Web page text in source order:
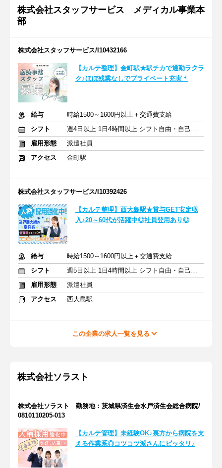
株式会社スタッフサービス メディカル事業本
部
株式会社スタッフサービス/I10432166
【カルテ整理】金町駅★駅チカで通勤ラクラ
ク♪ほぼ残業なしでプライベート充実＊
給与
時給1500～1600円以上＋交通費支給
シフト
週4日以上 1日4時間以上 シフト自由・自己申告
雇用形態
派遣社員
アクセス
金町駅
株式会社スタッフサービス/I10392426
【カルテ整理】西大島駅★賞与GET安定収
入♪20～60代が活躍中◎社員登用あり◎
給与
時給1500～1600円以上＋交通費支給
シフト
週5日以上 1日4時間以上 シフト自由・自己申告
雇用形態
派遣社員
アクセス
西大島駅
この企業の求人一覧を見る
株式会社ソラスト
株式会社ソラスト 勤務地：茨城県済生会水戸済生会総合病院/
0810110205-013
【カルテ管理】未経験OK♪裏方から病院を支
える作業系◎コツコツ派さんにピッタリ♪